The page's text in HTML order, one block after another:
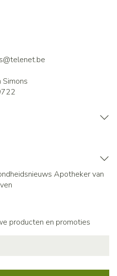
telenet.be
Simons
Apotheker van
producten en promoties